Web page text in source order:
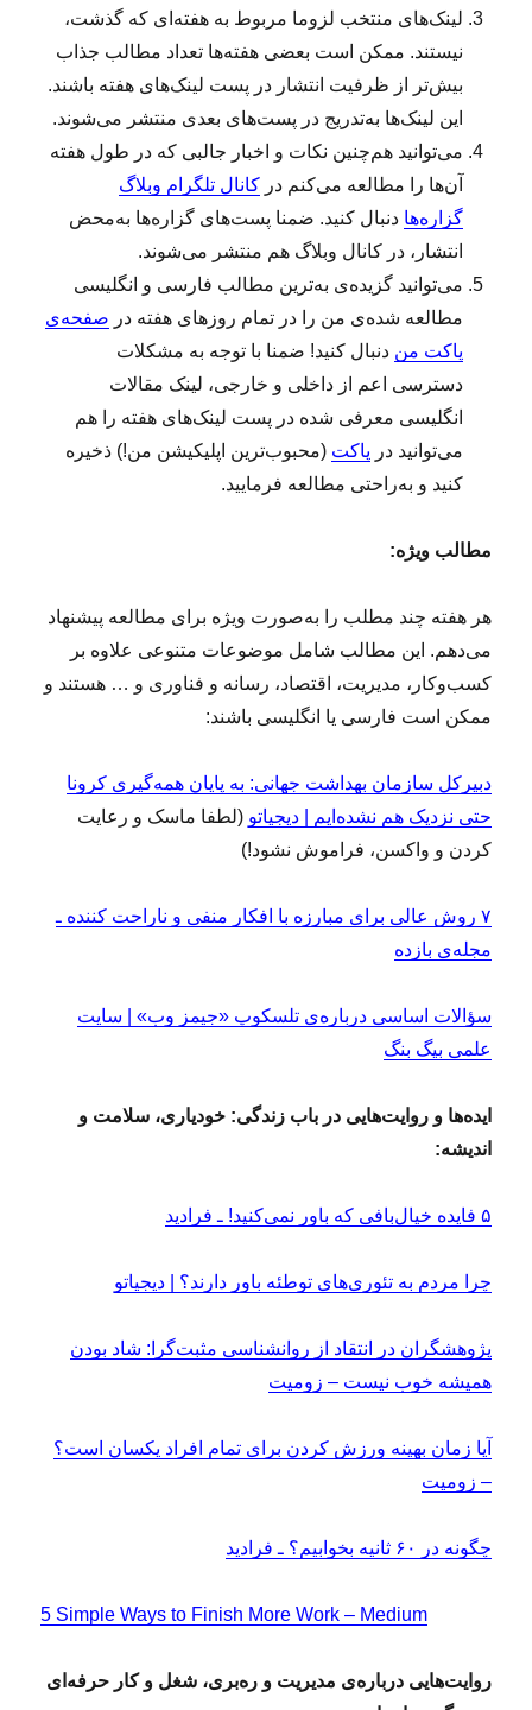
لینک‌‌های منتخب لزوما مربوط به هفته‌ای که گذشت،
نیستند. ممکن است بعضی هفته‌ها تعداد مطالب جذاب
بیش‌تر از ظرفیت انتشار در پست لینک‌های هفته باشند.
این لینک‌ها به‌تدریج در پست‌های بعدی منتشر می‌شوند.
می‌توانید هم‌چنین نکات و اخبار جالبی که در طول هفته
آن‌ها را مطالعه می‌کنم درکانال تلگرام وبلاگ
گزاره‌ها دنبال کنید. ضمنا پست‌های گزاره‌ها به‌محض
انتشار، در کانال وبلاگ هم منتشر می‌شوند.
می‌توانید گزیده‌ی به‌ترین مطالب فارسی و انگلیسی
مطالعه‌ شده‌ی من را در تمام روزهای هفته در صفحه‌ی
پاکت من دنبال کنید! ضمنا با توجه به مشکلات
دسترسی اعم از داخلی و خارجی، لینک مقالات
انگلیسی معرفی شده در پست لینک‌های هفته را هم
می‌توانید در پاکت (محبوب‌ترین اپلیکیشن من!) ذخیره
کنید و به‌راحتی مطالعه فرمایید.
مطالب ویژه:
هر هفته چند مطلب را به‌صورت ویژه برای مطالعه پیشنهاد
می‌دهم. این مطالب شامل موضوعات متنوعی علاوه بر
کسب‌وکار، مدیریت، اقتصاد، رسانه و فناوری و … هستند و
ممکن است فارسی یا انگلیسی باشند:
دبیرکل سازمان بهداشت جهانی: به پایان همه‌گیری کرونا
حتی نزدیک هم نشده‌ایم | دیجیاتو (لطفا ماسک و رعایت
کردن و واکسن، فراموش نشود!)
۷ روش عالی برای مبارزه با افکار منفی و ناراحت کننده ـ
مجله‌ی بازده
سؤالات اساسی درباره‌ی تلسکوپ «جیمز وب» | سایت
علمی بیگ بنگ
ایده‌ها و روایت‌هایی در باب زندگی: خودیاری، سلامت و
اندیشه:
۵ فایده‌ خیال‌بافی که باور نمی‌کنید! ـ فرادید
چرا مردم به تئوری‌های توطئه باور دارند؟ | دیجیاتو
پژوهشگران در انتقاد از روانشناسی مثبت‌گرا: شاد بودن
همیشه خوب نیست – زومیت
آیا زمان بهینه ورزش کردن برای تمام افراد یکسان است؟
– زومیت
چگونه در ۶۰ ثانیه بخوابیم؟ ـ فرادید
5 Simple Ways to Finish More Work – Medium
روایت‌هایی درباره‌ی مدیریت و ره‌بری، شغل و کار حرفه‌ای